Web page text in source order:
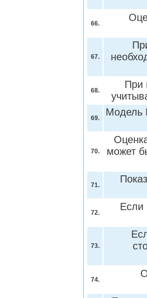
66.
67.
68.
При
69.
Модель
70.
может
71.
72.
Если
73.
74.